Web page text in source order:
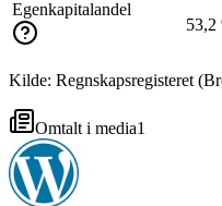
Egenkapitalandel
53,2
Kilde: Regnskapsregisteret
Omtalt i media1